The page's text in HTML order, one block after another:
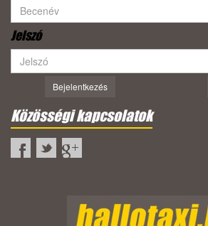
Jelszó
Bejelentkezés
Közösségi kapcsolatok